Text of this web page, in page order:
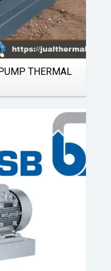
THERMAL